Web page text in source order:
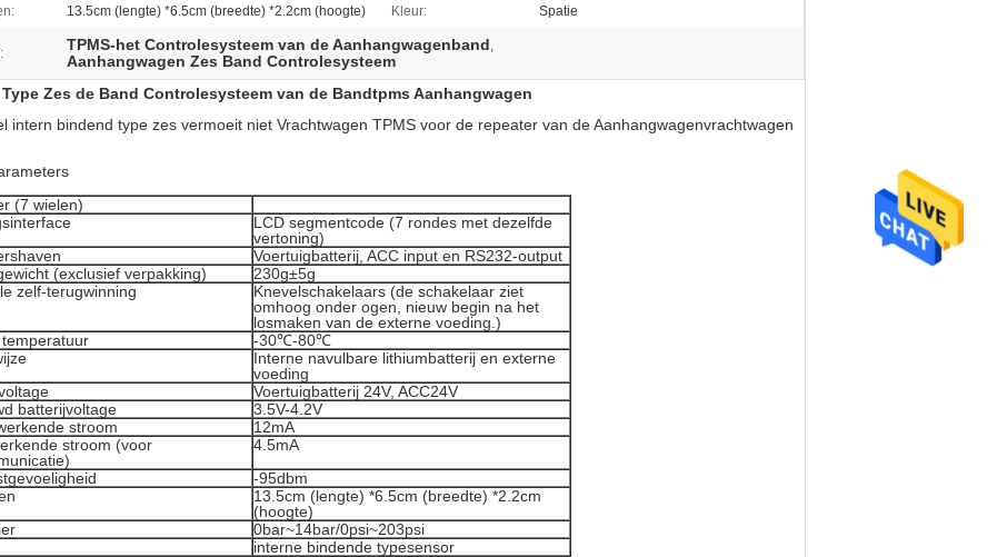
13.5cm (lengte) *6.5cm (breedte) *2.2cm (hoogte) Kleur: Spatie
TPMS-het Controlesysteem van de Aanhangwagenband,
Aanhangwagen Zes Band Controlesysteem
Zes de Band Controlesysteem van de Bandtpms Aanhangwagen
intern bindend type zes vermoeit niet Vrachtwagen TPMS voor de repeater van de Aanhangwagenvrachtwagen
(7 wielen)
LCD segmentcode (7 rondes met dezelfde
vertoning)
Voertuigbatterij, ACC input en RS232-output
(exclusief verpakking)
230g±5g
zelf-terugwinning
Knevelschakelaars (de schakelaar ziet
omhoog onder ogen, nieuw begin na het
losmaken van de externe voeding.)
-30℃-80℃
Interne navulbare lithiumbatterij en externe
voeding
Voertuigbatterij 24V, ACC24V
batterijvoltage
3.5V-4.2V
stroom
12mA
stroom (voor
4.5mA
-95dbm
13.5cm (lengte) *6.5cm (breedte) *2.2cm
(hoogte)
0bar~14bar/0psi~203psi
interne bindende typesensor